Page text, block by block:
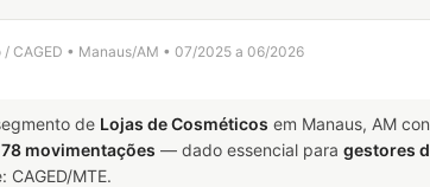
/ CAGED • Manaus/AM • 07/2025 a 06/2026
de Lojas de Cosméticos em Manaus, AM
movimentações — dado essencial para gestores
CAGED/MTE.